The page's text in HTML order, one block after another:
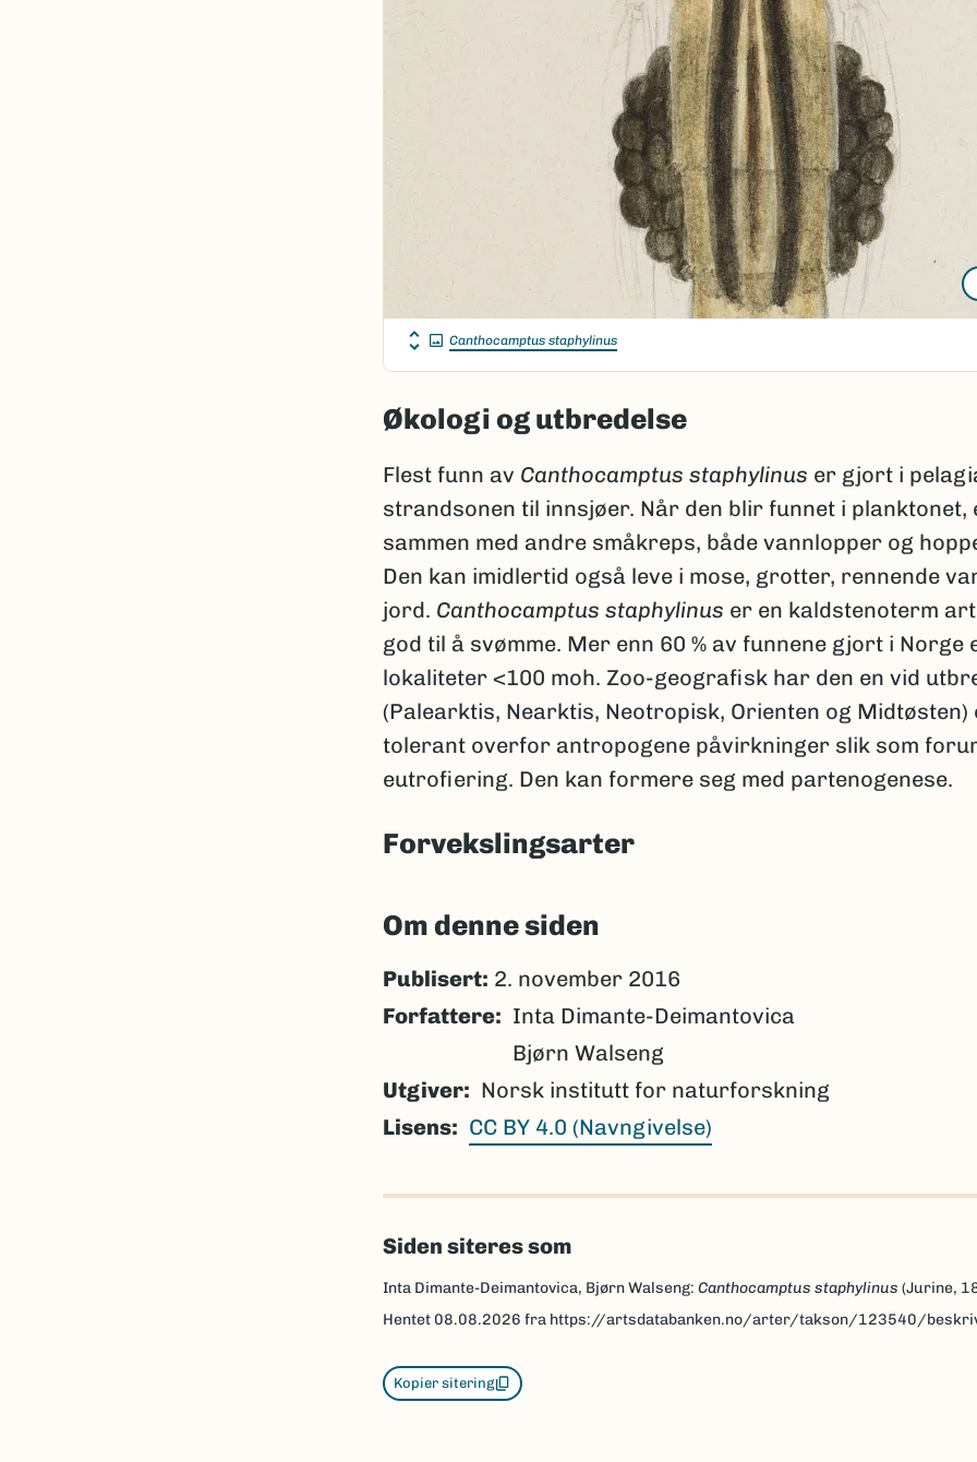
Canthocamptus staphylinus
Økologi og utbredelse
Flest funn av Canthocamptus staphylinus er gjort i
strandsonen til innsjøer. Når den blir funnet i planktonet,
sammen med andre småkreps, både vannlopper og
Den kan imidlertid også leve i mose, grotter, rennende
jord. Canthocamptus staphylinus er en kaldstenoterm
god til å svømme. Mer enn 60 % av funnene gjort i Norge
lokaliteter <100 moh. Zoo-geografisk har den en vid
(Palearktis, Nearktis, Neotropisk, Orienten og Midtøsten)
tolerant overfor antropogene påvirkninger slik som
eutrofiering. Den kan formere seg med partenogenese.
Forvekslingsarter
Om denne siden
Publisert: 2. november 2016
Forfattere
Inta Dimante-Deimantovica
Bjørn Walseng
Utgiver
Norsk institutt for naturforskning
Lisens
CC BY 4.0 (Navngivelse)
Siden siteres som
Inta Dimante-Deimantovica, Bjørn Walseng: Canthocamptus staphylinus (Jurine,
Hentet 08.08.2026 fra https://artsdatabanken.no/arter/takson/123540/
Kopier sitering